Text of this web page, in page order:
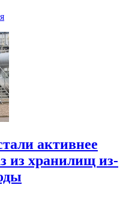
активнее
из хранилищ из-